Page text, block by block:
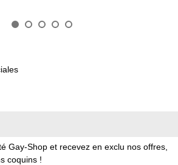
Gay-Shop et recevez en exclu nos offres,
coquins !